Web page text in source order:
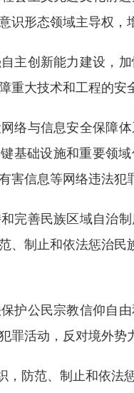
识形态领域主导权，
主创新能力建设，
重大技术和工程的安
络与信息安全保障
基础设施和重要领
害信息等网络违法
完善民族区域自治
、制止和依法惩治
护公民宗教信仰自
罪活动，反对境外
，防范、制止和依法